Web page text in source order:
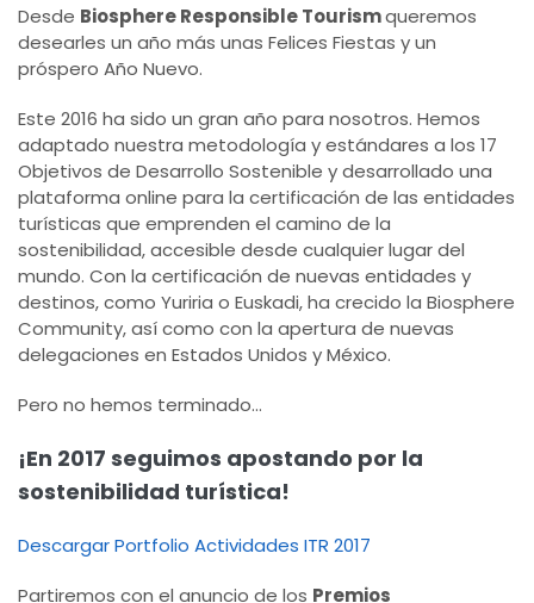
Desde Biosphere Responsible Tourismqueremos
desearles un año más unas Felices Fiestas y un
próspero Año Nuevo.
Este 2016 ha sido un gran año para nosotros. Hemos
adaptado nuestra metodología y estándares a los 17
Objetivos de Desarrollo Sostenible y desarrollado una
plataforma online para la certificación de las entidades
turísticas que emprenden el camino de la
sostenibilidad, accesible desde cualquier lugar del
mundo. Con la certificación de nuevas entidades y
destinos, como Yuriria o Euskadi, ha crecido la Biosphere
Community, así como con la apertura de nuevas
delegaciones en Estados Unidos y México.
Pero no hemos terminado...
¡En 2017 seguimos apostando por la
sostenibilidad turística!
Descargar Portfolio Actividades ITR 2017
Partiremos con el anuncio de los Premios